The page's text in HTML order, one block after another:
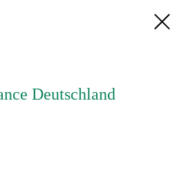
Deutschland